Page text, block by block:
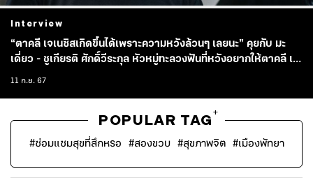
Interview
“ตาคลี เจเนซิสเกิดขึ้นได้เพราะความหวังล้วนๆ เลยนะ” คุยกับ มะ
เดี่ยว - ชูเกียรติ ศักดิ์วีระกุล หัวหมู่ทะลวงฟันที่หวังอยากให้ตาคลี เจ
เนซิส ปักธงภาพยนตร์ไซไฟไทยในตลาดโลก
11 ก.ย. 67
POPULAR TAG
+
#ซ่อมแซมสุขที่สึกหรอ #สองขวบ #สุขภาพจิต #เมืองพัทยา